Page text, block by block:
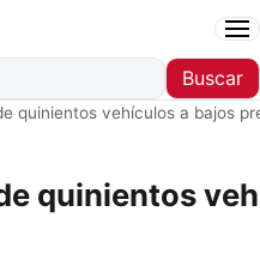
Buscar
quinientos vehículos a bajos
quinientos